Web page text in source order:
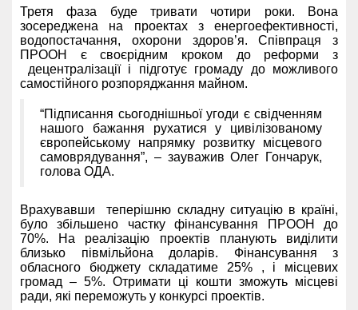
Третя фаза буде тривати чотири роки. Вона
зосереджена на проектах з енергоефективності,
водопостачання, охорони здоров’я. Співпраця з
ПРООН є своєрідним кроком до реформи з
децентралізації і підготує громаду до можливого
самостійного розпоряджання майном.
“Підписання сьогоднішньої угоди є свідченням
нашого бажання рухатися у цивілізованому
європейському напрямку розвитку місцевого
самоврядування”, – зауважив Олег Гончарук,
голова ОДА.
Врахувавши теперішню складну ситуацію в країні,
було збільшено частку фінансування ПРООН до
70%. На реалізацію проектів планують виділити
близько півмільйона доларів. Фінансування з
обласного бюджету складатиме 25% , і місцевих
громад – 5%. Отримати ці кошти зможуть місцеві
ради, які переможуть у конкурсі проектів.